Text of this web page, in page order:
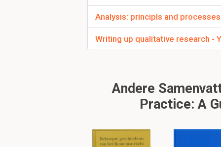
aan wat zijn de
wereld bestudeerd
Epistemologie - houd
issues zoals hoe we
Welke 2
wordt de vraag
Analysis: principls and processes
Writing up qualitative research -
Andere
Practice: A